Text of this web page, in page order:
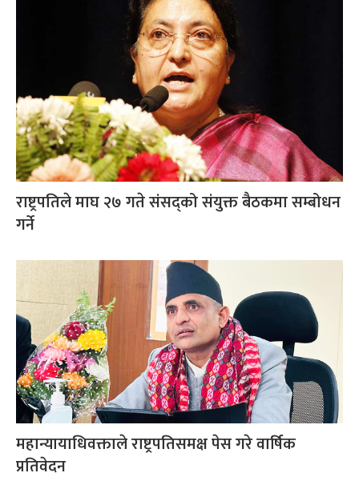
राष्ट्रपतिले माघ २७ गते संसद्को संयुक्त बैठकमा सम्बोधन
गर्ने
महान्यायाधिवक्ताले राष्ट्रपतिसमक्ष पेस गरे वार्षिक
प्रतिवेदन